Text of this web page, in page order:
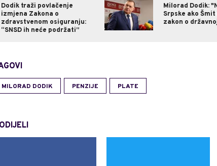
Dodik traži povlačenje
izmjena Zakona o
zdravstvenom osiguranju:
“SNSD ih neće podržati”
Milorad Dodik:
Srpske ako
zakon o
MILORAD DODIK PENZIJE PLATE